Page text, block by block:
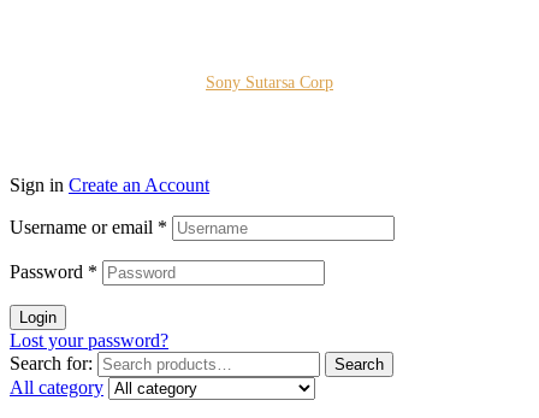
Sony Sutarsa Corp
Sign in Create an Account
Username or email *
Password *
Login
Lost your password?
Search for:
Search
All category